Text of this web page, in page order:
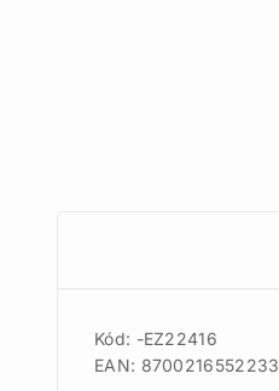
Kód: -EZ22416
EAN: 8700216552233